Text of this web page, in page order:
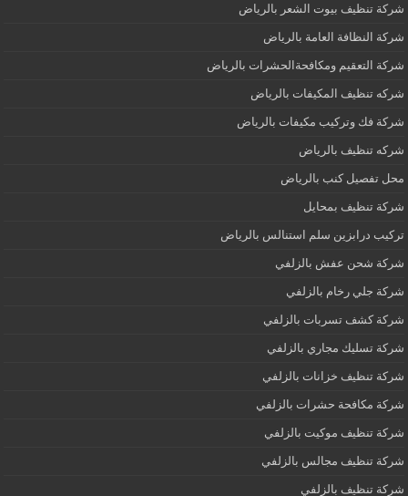
شركة تنظيف بيوت الشعر بالرياض
شركة النظافة العامة بالرياض
شركة التعقيم ومكافحةالحشرات بالرياض
شركه تنظيف المكيفات بالرياض
شركة فك وتركيب مكيفات بالرياض
شركه تنظيف بالرياض
محل تفصيل كنب بالرياض
شركة تنظيف بمحايل
تركيب درابزين سلم استنالس بالرياض
شركة شحن عفش بالزلفي
شركة جلي رخام بالزلفي
شركة كشف تسربات بالزلفي
شركة تسليك مجاري بالزلفي
شركة تنظيف خزانات بالزلفي
شركة مكافحة حشرات بالزلفي
شركة تنظيف موكيت بالزلفي
شركة تنظيف مجالس بالزلفي
شركة تنظيف بالزلفي